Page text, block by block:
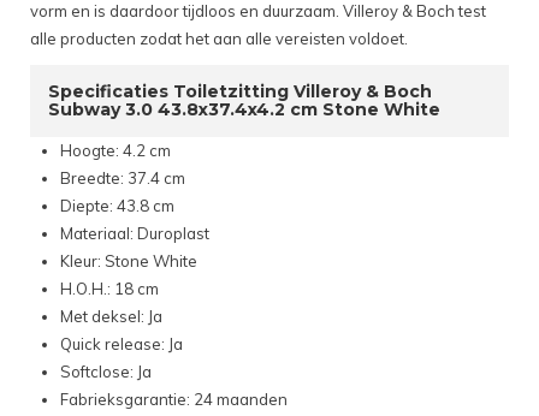
vorm en is daardoor tijdloos en duurzaam. Villeroy & Boch test
alle producten zodat het aan alle vereisten voldoet.
Specificaties Toiletzitting Villeroy & Boch
Subway 3.0 43.8x37.4x4.2 cm Stone White
Hoogte: 4.2 cm
Breedte: 37.4 cm
Diepte: 43.8 cm
Materiaal: Duroplast
Kleur: Stone White
H.O.H.: 18 cm
Met deksel: Ja
Quick release: Ja
Softclose: Ja
Fabrieksgarantie: 24 maanden